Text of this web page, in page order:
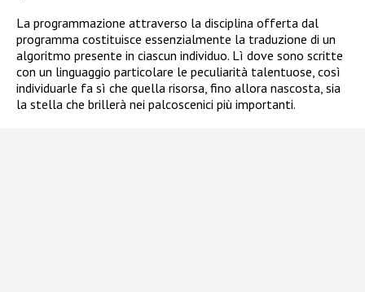
La programmazione attraverso la disciplina offerta dal
programma costituisce essenzialmente la traduzione di un
algoritmo presente in ciascun individuo. Lì dove sono scritte
con un linguaggio particolare le peculiarità talentuose, così
individuarle fa sì che quella risorsa, fino allora nascosta, sia
la stella che brillerà nei palcoscenici più importanti.